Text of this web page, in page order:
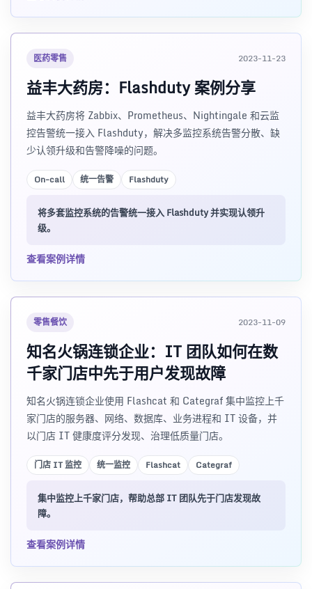
医药零售 2023-11-23
益丰大药房：Flashduty 案例分享
益丰大药房将 Zabbix、Prometheus、Nightingale 和云监
控告警统一接入 Flashduty，解决多监控系统告警分散、缺
少认领升级和告警降噪的问题。
On-call 统一告警 Flashduty
将多套监控系统的告警统一接入 Flashduty 并实现认领升
级。
查看案例详情
零售餐饮 2023-11-09
知名火锅连锁企业：IT 团队如何在数
千家门店中先于用户发现故障
知名火锅连锁企业使用 Flashcat 和 Categraf 集中监控上千
家门店的服务器、网络、数据库、业务进程和 IT 设备，并
以门店 IT 健康度评分发现、治理低质量门店。
门店 IT 监控 统一监控 Flashcat Categraf
集中监控上千家门店，帮助总部 IT 团队先于门店发现故
障。
查看案例详情